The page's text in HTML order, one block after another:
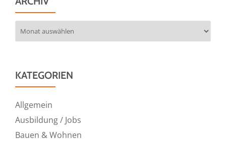
KATEGORIEN
Allgemein
Ausbildung / Jobs
Bauen & Wohnen